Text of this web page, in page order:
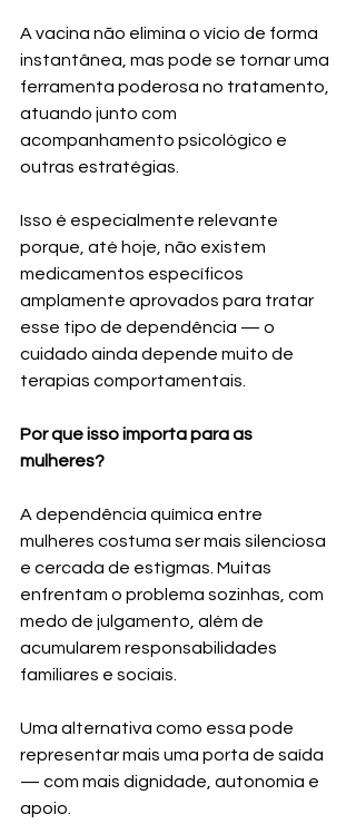
A vacina não elimina o vício de forma
instantânea, mas pode se tornar uma
ferramenta poderosa no tratamento,
atuando junto com
acompanhamento psicológico e
outras estratégias.
Isso é especialmente relevante
porque, até hoje, não existem
medicamentos específicos
amplamente aprovados para tratar
esse tipo de dependência — o
cuidado ainda depende muito de
terapias comportamentais.
Por que isso importa para as
mulheres?
A dependência química entre
mulheres costuma ser mais silenciosa
e cercada de estigmas. Muitas
enfrentam o problema sozinhas, com
medo de julgamento, além de
acumularem responsabilidades
familiares e sociais.
Uma alternativa como essa pode
representar mais uma porta de saída
— com mais dignidade, autonomia e
apoio.